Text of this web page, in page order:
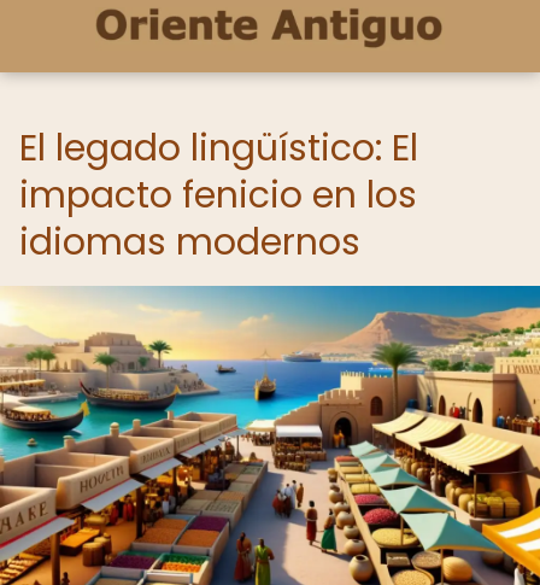
El legado lingüístico: El
impacto fenicio en los
idiomas modernos